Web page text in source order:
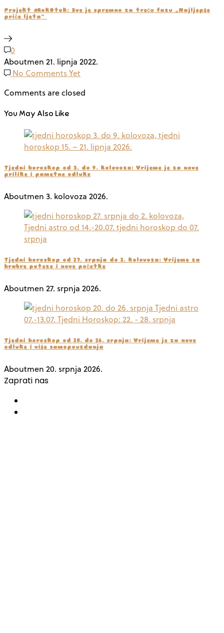
Projekt #RokOtok: Sve je spremno za treću fazu „Najljepše
priče ljeta“
0
Aboutmen 21. lipnja 2022.
No Comments Yet
Comments are closed
You May Also Like
Tjedni horoskop od 3. do 9. kolovoza: Vrijeme je za nove
prilike i pametne odluke
Aboutmen 3. kolovoza 2026.
Tjedni horoskop od 27. srpnja do 2. kolovoza: Vrijeme za
hrabre poteze i nove početke
Aboutmen 27. srpnja 2026.
Tjedni horoskop od 20. do 26. srpnja: Vrijeme je za nove
odluke i više samopouzdanja
Aboutmen 20. srpnja 2026.
Zaprati nas